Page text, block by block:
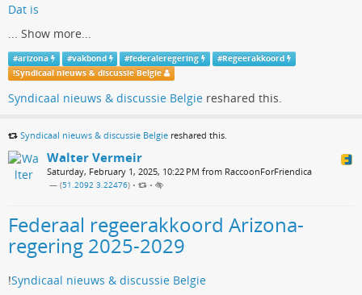
Dat is
Show more...
#arizona #vakbond #federaleregering #Regeerakkoord
!Syndicaal nieuws & discussie Belgie
Syndicaal nieuws & discussie Belgie reshared this.
Syndicaal nieuws & discussie Belgie reshared this.
Walter Vermeir
Saturday, February 1, 2025, 10:22 PM from RaccoonForFriendica
— (51.2092 3.22476) • •
Federaal regeerakkoord Arizona-
regering 2025-2029
!Syndicaal nieuws & discussie Belgie